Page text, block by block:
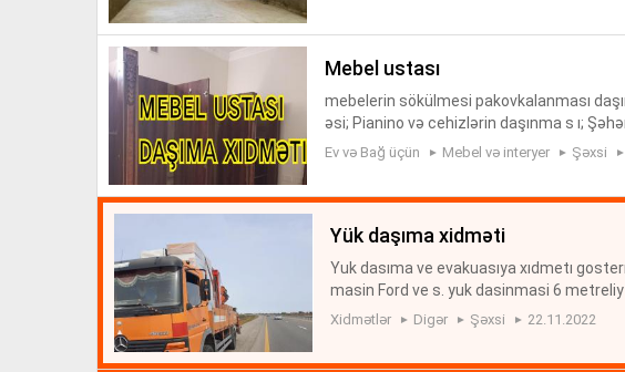
mebel ustası
mebelerin sökülmesi pakovkalanması
əsi; Pianino və cehizlərin daşınma s ı;
ellərin peşəkar fəhlələr tərəfindən s ök ülü
Ev və Bağ üçün Mebel və interyer Şəxsi
yük daşıma xidməti
Yuk dasıma ve evakuasıya xıdmetı
masin Ford ve s. yuk dasinmasi 6
liy atekolar her cur yukun dasinmasi
Xidmətlər Digər Şəxsi 22.11.2022